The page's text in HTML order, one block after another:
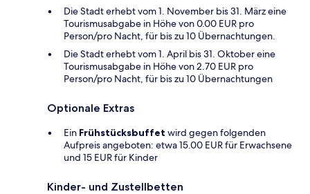
Die Stadt erhebt vom 1. November bis 31. März eine
Tourismusabgabe in Höhe von 0.00 EUR pro
Person/pro Nacht, für bis zu 10 Übernachtungen.
Die Stadt erhebt vom 1. April bis 31. Oktober eine
Tourismusabgabe in Höhe von 2.70 EUR pro
Person/pro Nacht, für bis zu 10 Übernachtungen
Optionale Extras
Ein Frühstücksbuffet wird gegen folgenden
Aufpreis angeboten: etwa 15.00 EUR für Erwachsene
und 15 EUR für Kinder
Kinder- und Zustellbetten